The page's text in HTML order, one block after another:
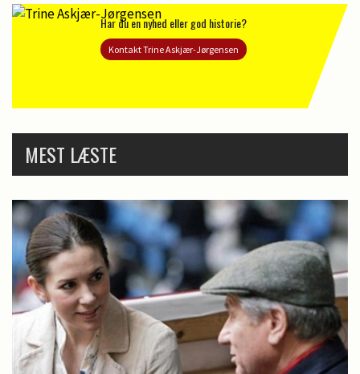
Har du en nyhed eller god historie?
Kontakt Trine Askjær-Jørgensen
MEST LÆSTE